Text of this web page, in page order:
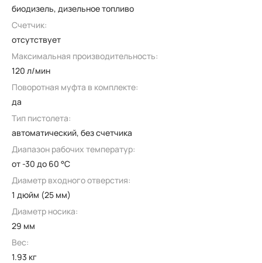
биодизель, дизельное топливо
Счетчик:
отсутствует
Максимальная производительность:
120 л/мин
Поворотная муфта в комплекте:
да
Тип пистолета:
автоматический, без счетчика
Диапазон рабочих температур:
от -30 до 60 °C
Диаметр входного отверстия:
1 дюйм (25 мм)
Диаметр носика:
29 мм
Вес:
1.93 кг